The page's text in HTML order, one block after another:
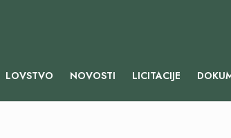
LOVSTVO NOVOSTI LICITACIJE